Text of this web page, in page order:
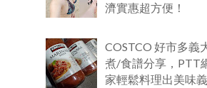
濟實惠超方便！
COSTCO 好市多義
煮/食譜分享，PTT
家輕鬆料理出美味